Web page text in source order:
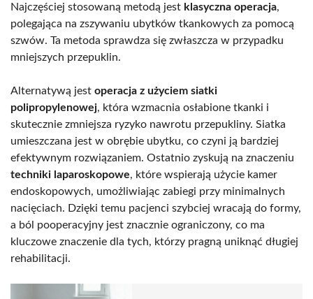
Najczęściej stosowaną metodą jest klasyczna operacja,
polegająca na zszywaniu ubytków tkankowych za pomocą
szwów. Ta metoda sprawdza się zwłaszcza w przypadku
mniejszych przepuklin.
Alternatywą jest operacja z użyciem siatki
polipropylenowej, która wzmacnia osłabione tkanki i
skutecznie zmniejsza ryzyko nawrotu przepukliny. Siatka
umieszczana jest w obrębie ubytku, co czyni ją bardziej
efektywnym rozwiązaniem. Ostatnio zyskują na znaczeniu
techniki laparoskopowe, które wspierają użycie kamer
endoskopowych, umożliwiając zabiegi przy minimalnych
nacięciach. Dzięki temu pacjenci szybciej wracają do formy,
a ból pooperacyjny jest znacznie ograniczony, co ma
kluczowe znaczenie dla tych, którzy pragną uniknąć długiej
rehabilitacji.